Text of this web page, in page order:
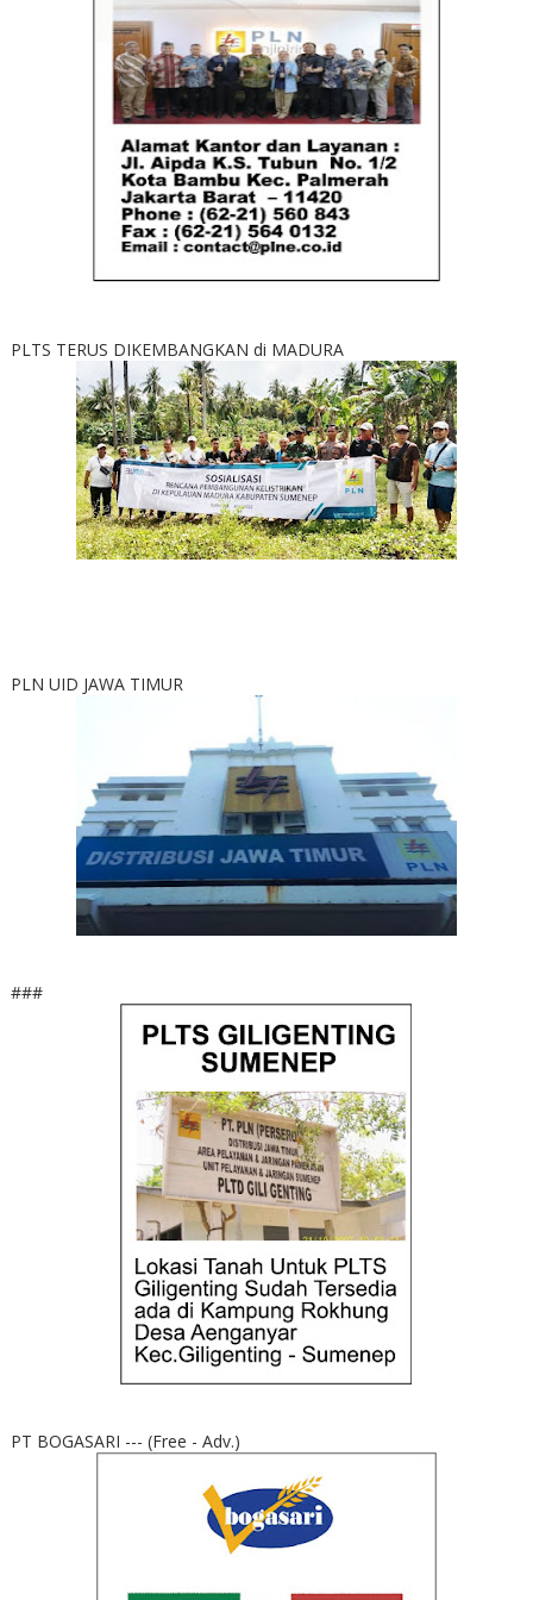
PLTS TERUS DIKEMBANGKAN di MADURA
PLN UID JAWA TIMUR
###
PT BOGASARI --- (Free - Adv.)